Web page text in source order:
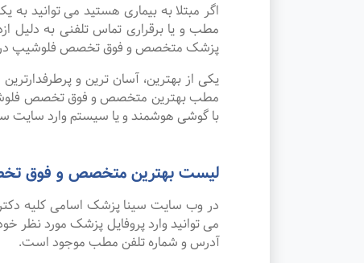
اگر مبتلا به بیماری هستید می توانید
مطب و یا برقراری تماس تلفنی به دلیل
پزشک متخصص و فوق تخصص فلوشیپ
یکی از بهترین، آسان ترین و
مطب بهترین متخصص و فوق تخصص فلوشیپ
با گوشی هوشمند و یا سیستم وارد سایت
لیست بهترین متخصص و فوق
در وب سایت سینا پزشک اسامی کلیه
می توانید وارد پروفایل پزشک مورد
آدرس و شماره تلفن مطب موجود است.